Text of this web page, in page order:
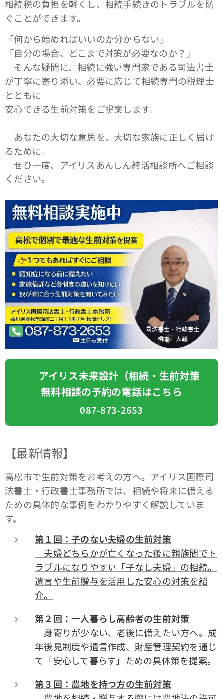
相続税の負担を軽くし、相続手続きのトラブルを防
ぐことができます。
「何から始めればいいのか分からない」
「自分の場合、どこまで対策が必要なのか？」
そんな疑問に、相続に強い専門家である司法書士
が丁寧に寄り添い、必要に応じて相続専門の税理士
とともに
安心できる生前対策をご提案します。
あなたの大切な意思を、大切な家族に正しく届け
るために。
ぜひ一度、アイリスあんしん終活相談所へご相談
ください。
📞 アイリス未来設計（相続・生前対策
無料相談の予約の電話はこちら
087-873-2653
【最新情報】
高松市で生前対策をお考えの方へ。アイリス国際司
法書士・行政書士事務所では、相続や将来に備える
ための具体的な事例をわかりやすく解説していま
す。
第１回：子のない夫婦の生前対策
夫婦どちらかが亡くなった後に親族間でト
ラブルになりやすい「子なし夫婦」の相続。
遺言や生前贈与を活用した安心の対策を紹
介。
第２回：一人暮らし高齢者の生前対策
身寄りが少ない、老後に備えたい方へ。成
年後見制度や遺言作成、財産管理契約を通じ
て「安心して暮らす」ための具体策を提案。
第３回：農地を持つ方の生前対策